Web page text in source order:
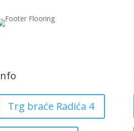
Trg braće Radića 4